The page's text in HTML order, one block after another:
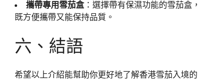
攜帶專用雪茄盒：選擇帶有保濕功能的雪茄盒，
既方便攜帶又能保持品質。
六、結語
希望以上介紹能幫助你更好地了解香港雪茄入境的